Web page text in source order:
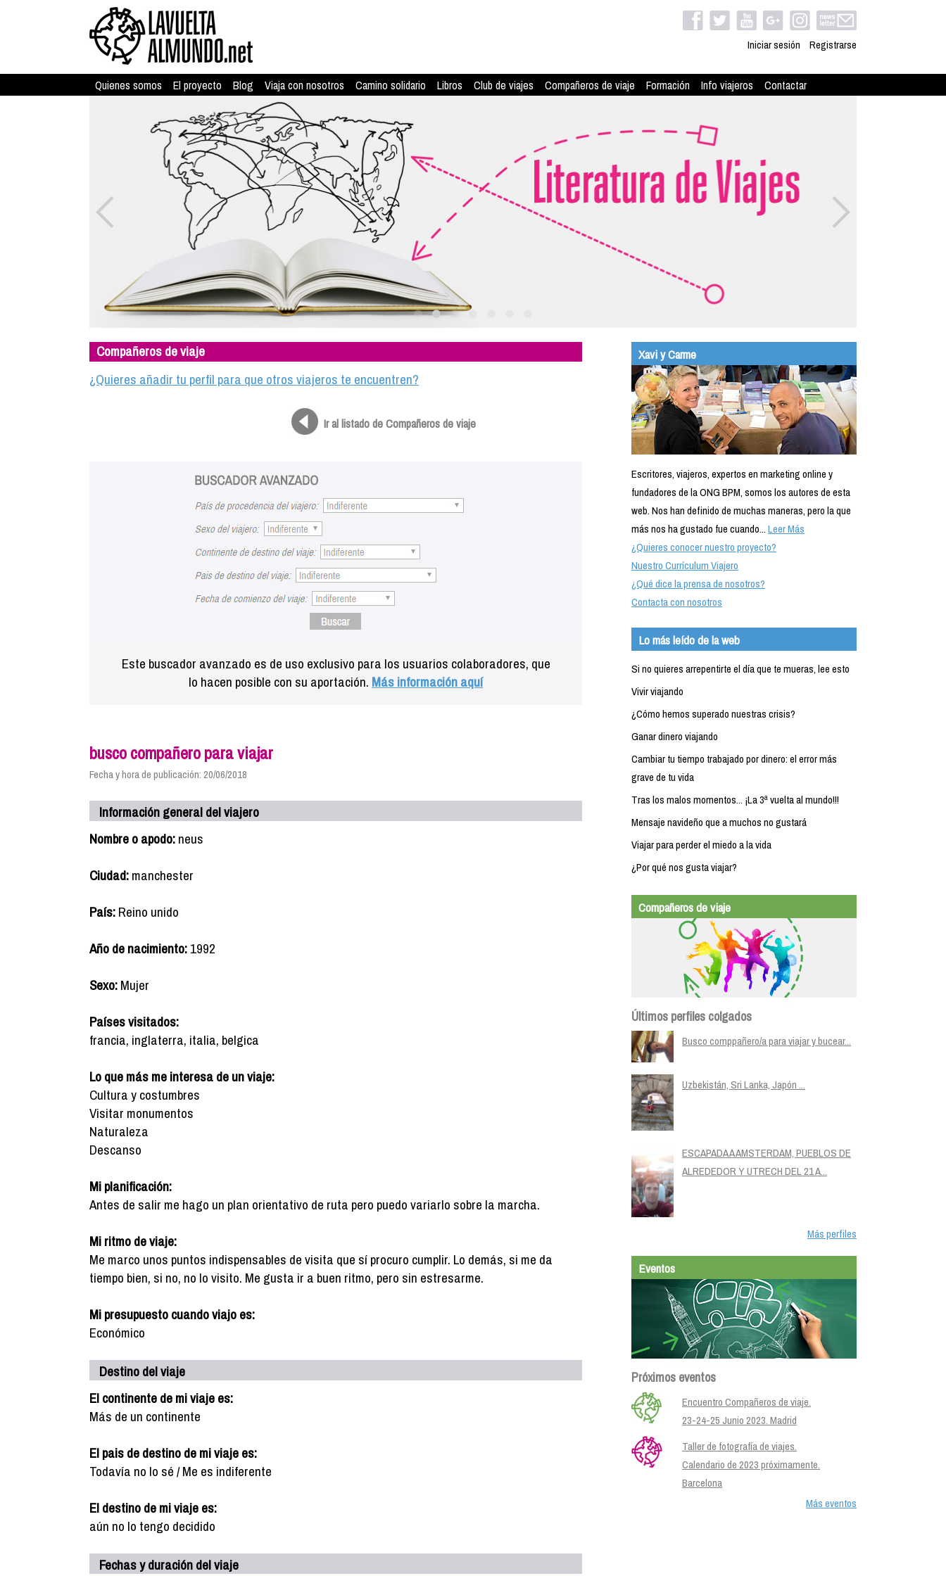
Iniciar sesión Registrarse
Quienes somos El proyecto Blog Viaja con nosotros Camino solidario Libros Club de viajes Compañeros de viaje Formación Info viajeros Contactar
Compañeros de viaje
¿Quieres añadir tu perfil para que otros viajeros te encuentren?
Ir al listado de Compañeros de viaje
Este buscador avanzado es de uso exclusivo para los usuarios colaboradores, que
lo hacen posible con su aportación. Más información aquí
busco compañero para viajar
Fecha y hora de publicación: 20/06/2018
Información general del viajero
Nombre o apodo:neus
Ciudad:manchester
País:Reino unido
Año de nacimiento:1992
Sexo:Mujer
Países visitados:
francia, inglaterra, italia, belgica
Lo que más me interesa de un viaje:
Cultura y costumbres
Visitar monumentos
Naturaleza
Descanso
Mi planificación:
Antes de salir me hago un plan orientativo de ruta pero puedo variarlo sobre la marcha.
Mi ritmo de viaje:
Me marco unos puntos indispensables de visita que sí procuro cumplir. Lo demás, si me da
tiempo bien, si no, no lo visito. Me gusta ir a buen ritmo, pero sin estresarme.
Mi presupuesto cuando viajo es:
Económico
Destino del viaje
El continente de mi viaje es:
Más de un continente
El pais de destino de mi viaje es:
Todavía no lo sé / Me es indiferente
El destino de mi viaje es:
aún no lo tengo decidido
Fechas y duración del viaje
Xavi y Carme
Escritores, viajeros, expertos en marketing online y
fundadores de la ONG BPM, somos los autores de esta
web. Nos han definido de muchas maneras, pero la que
más nos ha gustado fue cuando...Leer Más
¿Quieres conocer nuestro proyecto?
Nuestro Currículum Viajero
¿Qué dice la prensa de nosotros?
Contacta con nosotros
Lo más leído de la web
Si no quieres arrepentirte el día que te mueras, lee esto
Vivir viajando
¿Cómo hemos superado nuestras crisis?
Ganar dinero viajando
Cambiar tu tiempo trabajado por dinero: el error más
grave de tu vida
Tras los malos momentos... ¡La 3ª vuelta al mundo!!!
Mensaje navideño que a muchos no gustará
Viajar para perder el miedo a la vida
¿Por qué nos gusta viajar?
Compañeros de viaje
Últimos perfiles colgados
Busco comppañero/a para viajar y bucear...
Uzbekistán, Sri Lanka, Japón ...
ESCAPADA A AMSTERDAM, PUEBLOS DE
ALREDEDOR Y UTRECH DEL 21 A...
Más perfiles
Eventos
Próximos eventos
Encuentro Compañeros de viaje.
23-24-25 Junio 2023. Madrid
Taller de fotografía de viajes.
Calendario de 2023 próximamente.
Barcelona
Más eventos